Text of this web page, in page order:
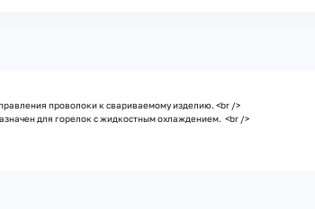
проволоки к свариваемому изделию. <br />
для горелок с жидкостным охлаждением. <br />